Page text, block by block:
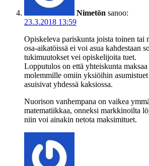
Nimetön sanoo:
23.3.2018 13:59
Opiskeleva pariskunta joista toinen tai
osa-aikatöissä ei voi asua kahdestaan
tukimuutokset vei opiskelijoita tuet.
Lopputulos on että yhteiskunta
molemmille omiin yksiöihin
asuisivat yhdessä kaksiossa.
Nuorison vanhempana on vaikea
matematiikkaa, onneksi markkinoilta
niin voi ainakin netota maksimituet.